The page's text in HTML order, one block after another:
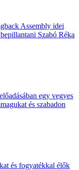
Assembly idei
Szabó Réka
egy vegyes
és szabadon
és fogyatékkal élők